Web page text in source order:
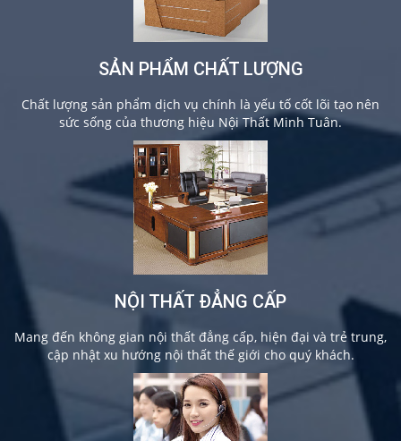
SẢN PHẨM CHẤT LƯỢNG
Chất lượng sản phẩm dịch vụ chính là yếu tố cốt lõi tạo nên
sức sống của thương hiệu Nội Thất Minh Tuân.
NỘI THẤT ĐẲNG CẤP
Mang đến không gian nội thất đẳng cấp, hiện đại và trẻ trung,
cập nhật xu hướng nội thất thế giới cho quý khách.